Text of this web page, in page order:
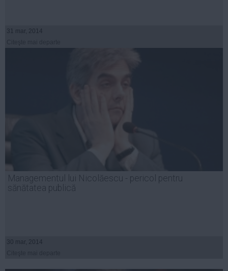
31 mar, 2014
Managementul lui Nicolăescu - pericol pentru
sănătatea publică
30 mar, 2014